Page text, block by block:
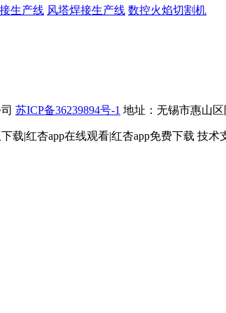
生产线 风塔焊接生产线 数控火焰切割机
苏ICP备36239894号-1 地址：无锡市惠山
下载|红杏app在线观看|红杏app免费下载 技术支